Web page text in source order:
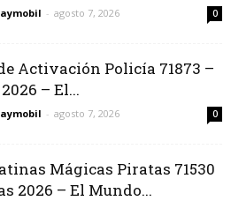
- agosto 7, 2026 0
Activación Policía 71873 –
– El...
- agosto 7, 2026 0
Mágicas Piratas 71530
2026 – El Mundo...